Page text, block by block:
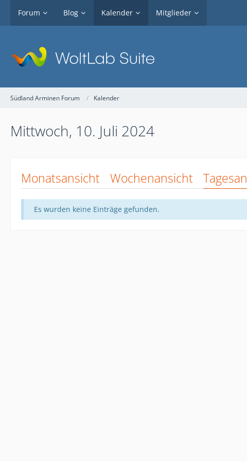
Forum Blog Kalender Mitglieder
Südland Arminen Forum Kalender
Mittwoch, 10. Juli 2024
Monatsansicht Wochenansicht
Es wurden keine Einträge gefunden.